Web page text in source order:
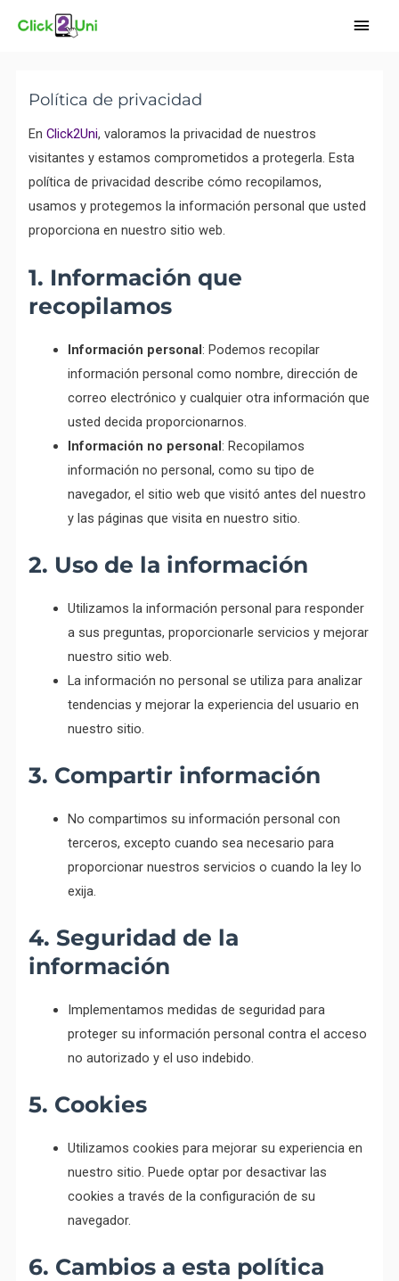
Política de privacidad
EnClick2Uni, valoramos la privacidad de nuestros
visitantes y estamos comprometidos a protegerla. Esta
política de privacidad describe cómo recopilamos,
usamos y protegemos la información personal que usted
proporciona en nuestro sitio web.
1. Información que
recopilamos
Información personal: Podemos recopilar
información personal como nombre, dirección de
correo electrónico y cualquier otra información que
usted decida proporcionarnos.
Información no personal: Recopilamos
información no personal, como su tipo de
navegador, el sitio web que visitó antes del nuestro
y las páginas que visita en nuestro sitio.
2. Uso de la información
Utilizamos la información personal para responder
a sus preguntas, proporcionarle servicios y mejorar
nuestro sitio web.
La información no personal se utiliza para analizar
tendencias y mejorar la experiencia del usuario en
nuestro sitio.
3. Compartir información
No compartimos su información personal con
terceros, excepto cuando sea necesario para
proporcionar nuestros servicios o cuando la ley lo
exija.
4. Seguridad de la
información
Implementamos medidas de seguridad para
proteger su información personal contra el acceso
no autorizado y el uso indebido.
5. Cookies
Utilizamos cookies para mejorar su experiencia en
nuestro sitio. Puede optar por desactivar las
cookies a través de la configuración de su
navegador.
6. Cambios a esta política